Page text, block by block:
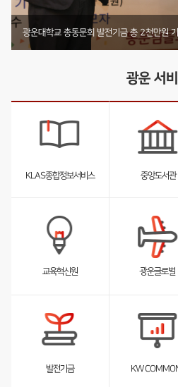
기부 내역 전체 보러가기
부동산법무학과 박사동문, 발전기금 4천2백
미디어커뮤니케이션학부 둥지장학회, 1천4
광운대학교 총동문회 발전기금 총 2천만원
광운 서
KLAS종합정보서비스 중앙도서관
브
스
트
침
교육혁신원
브
리
스
트
침
광운글로벌
발전기금 KW